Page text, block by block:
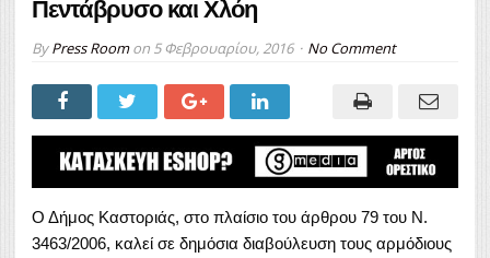
Πεντάβρυσο και Χλόη
ByPress Roomon 5 Φεβρουαρίου, 2016 No Comment
Ο Δήμος Καστοριάς, στο πλαίσιο του άρθρου 79 του Ν.
3463/2006, καλεί σε δημόσια διαβούλευση τους αρμόδιους